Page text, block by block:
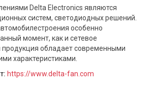
Delta Electronics являются
систем, светодиодных решений.
особенно
момент, как и сетевое
продукция обладает современными
характеристиками.
https://www.delta-fan.com